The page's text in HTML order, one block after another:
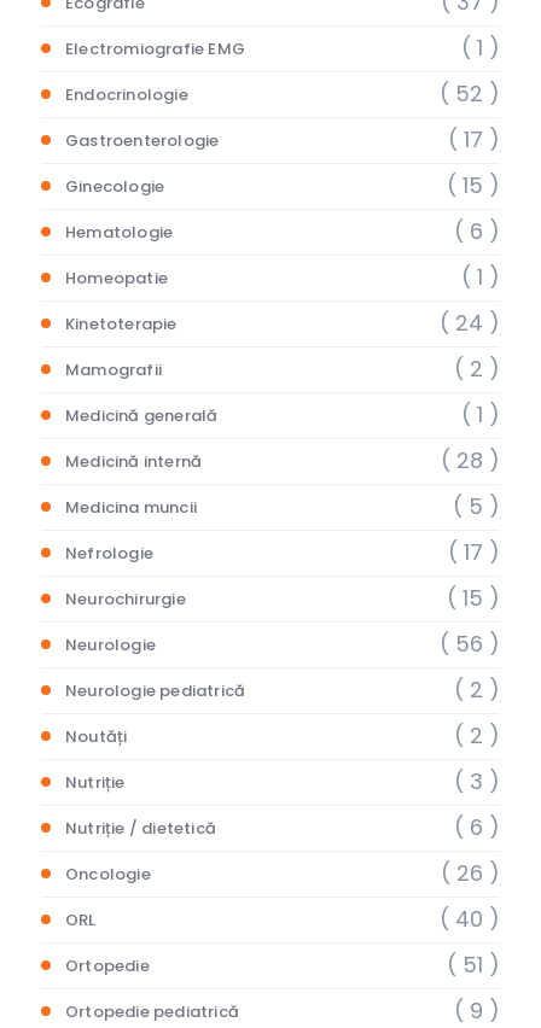
Electromiografie EMG ( 1 )
Endocrinologie ( 52 )
Gastroenterologie ( 17 )
Ginecologie ( 15 )
Hematologie ( 6 )
Homeopatie ( 1 )
Kinetoterapie ( 24 )
Mamografii ( 2 )
Medicină generală ( 1 )
Medicină internă ( 28 )
Medicina muncii ( 5 )
Nefrologie ( 17 )
Neurochirurgie ( 15 )
Neurologie ( 56 )
Neurologie pediatrică ( 2 )
Noutăți ( 2 )
Nutriție ( 3 )
Nutriție / dietetică ( 6 )
Oncologie ( 26 )
ORL ( 40 )
Ortopedie ( 51 )
Ortopedie pediatrică ( 9 )